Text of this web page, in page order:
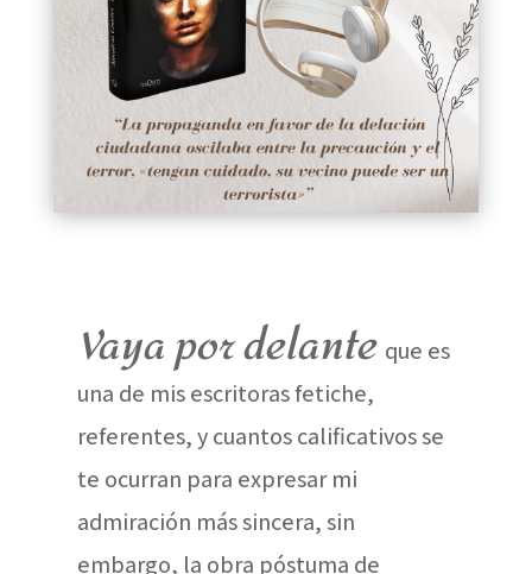
Vaya por delanteque es
una de mis escritoras fetiche,
referentes, y cuantos calificativos se
te ocurran para expresar mi
admiración más sincera, sin
embargo, la obra póstuma de